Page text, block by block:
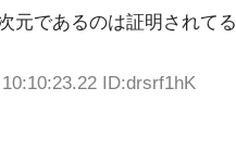
元であるのは証明されてる
ID:drsrf1hK